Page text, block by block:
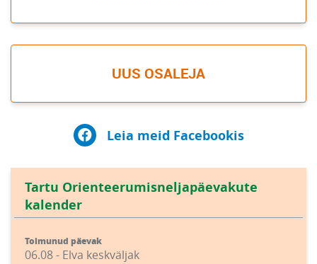
UUS OSALEJA
Leia meid Facebookis
Tartu Orienteerumisneljapäevakute
kalender
Toimunud päevak
06.08 - Elva keskväljak